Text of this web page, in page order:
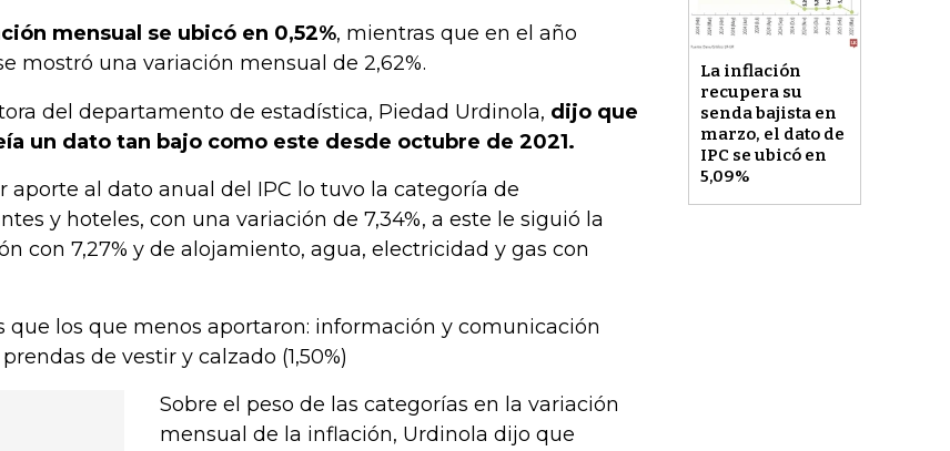
La inflación
recupera su
senda bajista en
marzo, el dato de
IPC se ubicó en
5,09%
mensual se ubicó en 0,52%, mientras que en el año
mostró una variación mensual de 2,62%.
del departamento de estadística, Piedad Urdinola, dijo que
un dato tan bajo como este desde octubre de 2021.
aporte al dato anual del IPC lo tuvo la categoría de
y hoteles, con una variación de 7,34%, a este le siguió la
con 7,27% y de alojamiento, agua, electricidad y gas con
que los que menos aportaron: información y comunicación
prendas de vestir y calzado (1,50%)
Sobre el peso de las categorías en la variación
mensual de la inflación, Urdinola dijo que